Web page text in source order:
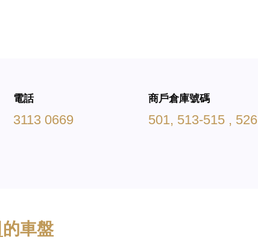
電話
3113 0669
商戶倉庫號碼
501, 513-515 , 526
的車盤